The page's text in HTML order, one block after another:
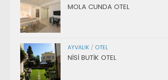
MOLA CUNDA OTEL
AYVALIK / OTEL
NİSİ BUTİK OTEL